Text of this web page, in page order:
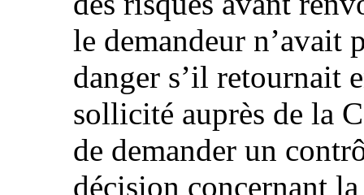
le demandeur n’avait
danger s’il retournait
sollicité auprès de la
de demander un
décision concernant